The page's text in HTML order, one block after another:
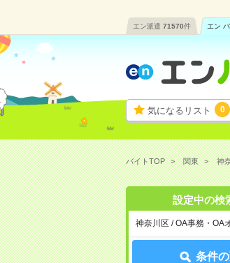
エン派遣 71570件 エン
気になるリスト 0
バイトTOP 関東 神
設定中の検
神奈川区 / OA事務・OA
条件